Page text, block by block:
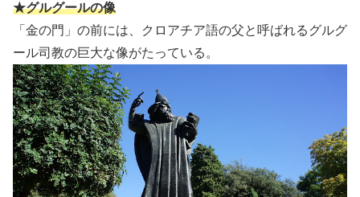
★グルグールの像
「金の門」の前には、クロアチア語の父と呼ばれるグルグ
ール司教の巨大な像がたっている。